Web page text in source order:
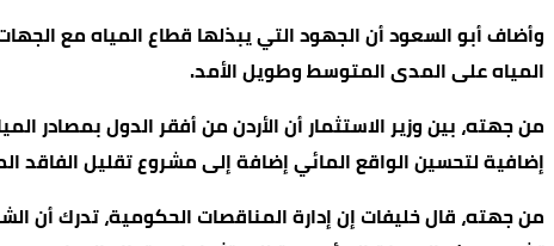
وأضاف أبو السعود أن الجهود التي يبذلها قطاع المياه مع
المياه على المدى المتوسط وطويل الأمد.
من جهته، بين وزير الاستثمار أن الأردن من أفقر الدول بمصادر
إضافية لتحسين الواقع المائي إضافة إلى مشروع تقليل الفاقد
من جهته، قال خليفات إن إدارة المناقصات الحكومية، تدرك أن